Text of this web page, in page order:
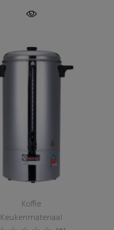
Koffie
Keukenmateriaal